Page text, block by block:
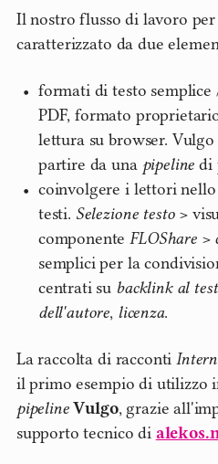
Il nostro flusso di lavoro
caratterizzato da due
formati di testo semplice
PDF, formato
lettura su browser.
partire da una pipeline di
coinvolgere i lettori
testi. Selezione testo>
componenteFLOShare>
semplici per la
centrati su backlink al
dell'autore, licenza.
La raccolta di racconti
il primo esempio di utilizzo
pipeline Vulgo, grazie
supporto tecnico di